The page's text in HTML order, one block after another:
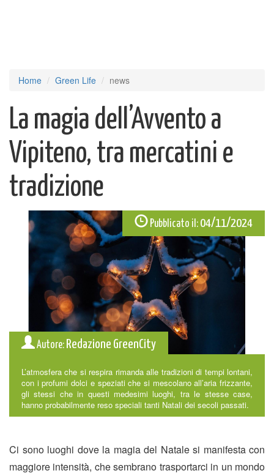
Home Green Life news
La magia dell’Avvento a
Vipiteno, tra mercatini e
tradizione
Pubblicato il: 04/11/2024
Autore: Redazione GreenCity
L’atmosfera che si respira rimanda alle tradizioni di tempi lontani,
con i profumi dolci e speziati che si mescolano all’aria frizzante,
gli stessi che in questi medesimi luoghi, tra le stesse case,
hanno probabilmente reso speciali tanti Natali dei secoli passati.
Ci sono luoghi dove la magia del Natale si manifesta con
maggiore intensità, che sembrano trasportarci in un mondo